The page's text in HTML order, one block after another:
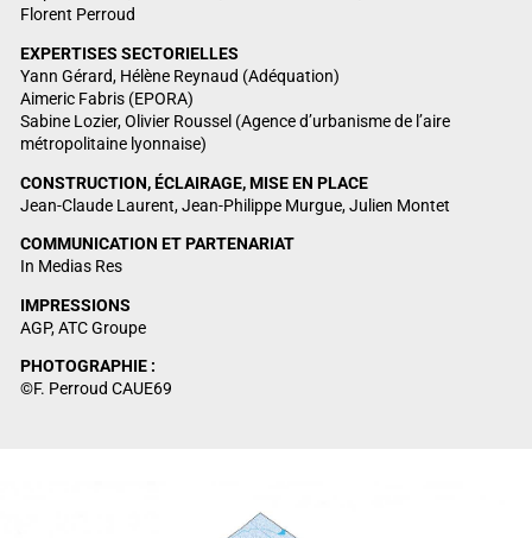
Florent Perroud
EXPERTISES SECTORIELLES
Yann Gérard, Hélène Reynaud (Adéquation)
Aimeric Fabris (EPORA)
Sabine Lozier, Olivier Roussel (Agence d’urbanisme de l’aire
métropolitaine lyonnaise)
CONSTRUCTION, ÉCLAIRAGE, MISE EN PLACE
Jean-Claude Laurent, Jean-Philippe Murgue, Julien Montet
COMMUNICATION ET PARTENARIAT
In Medias Res
IMPRESSIONS
AGP, ATC Groupe
PHOTOGRAPHIE :
©F. Perroud CAUE69